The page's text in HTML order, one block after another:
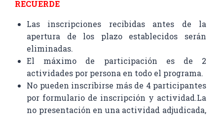
RECUERDE
Las inscripciones recibidas antes de la
apertura de los plazo establecidos serán
eliminadas.
El máximo de participación es de 2
actividades por persona en todo el programa.
No pueden inscribirse más de 4 participantes
por formulario de inscripción y actividad.La
no presentación en una actividad adjudicada,